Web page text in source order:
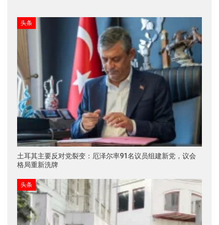
头条
土耳其主要反对党裂变：厄泽尔率91名议员组建新党，议会
格局重新洗牌
头条